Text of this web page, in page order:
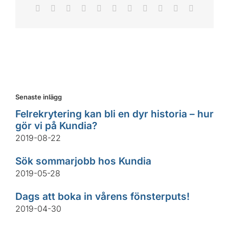
Facebook Reddit LinkedInWhatsAppTelegram
TumblrPinterest Xing
Senaste inlägg
Felrekrytering kan bli en dyr historia – hur
gör vi på Kundia?
2019-08-22
Sök sommarjobb hos Kundia
2019-05-28
Dags att boka in vårens fönsterputs!
2019-04-30